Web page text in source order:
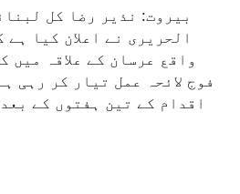
بیروت: نذیر رضا کل
الحریری نے اعلان کیا
واقع عرسان کے علاقہ میں
فوج لائحہ عمل تیار کر رہی
اقدام کے تین ہفتوں کے